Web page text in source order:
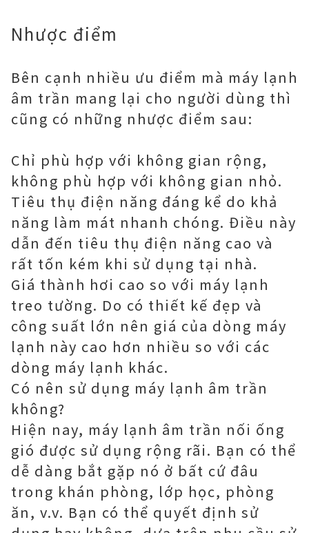
Nhược điểm
Bên cạnh nhiều ưu điểm mà máy lạnh
âm trần mang lại cho người dùng thì
cũng có những nhược điểm sau:
Chỉ phù hợp với không gian rộng,
không phù hợp với không gian nhỏ.
Tiêu thụ điện năng đáng kể do khả
năng làm mát nhanh chóng. Điều này
dẫn đến tiêu thụ điện năng cao và
rất tốn kém khi sử dụng tại nhà.
Giá thành hơi cao so với máy lạnh
treo tường. Do có thiết kế đẹp và
công suất lớn nên giá của dòng máy
lạnh này cao hơn nhiều so với các
dòng máy lạnh khác.
Có nên sử dụng máy lạnh âm trần
không?
Hiện nay, máy lạnh âm trần nối ống
gió được sử dụng rộng rãi. Bạn có thể
dễ dàng bắt gặp nó ở bất cứ đâu
trong khán phòng, lớp học, phòng
ăn, v.v. Bạn có thể quyết định sử